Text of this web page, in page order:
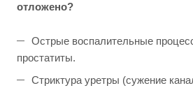
отложено?
Острые воспалительные
простатиты.
Стриктура уретры (сужение